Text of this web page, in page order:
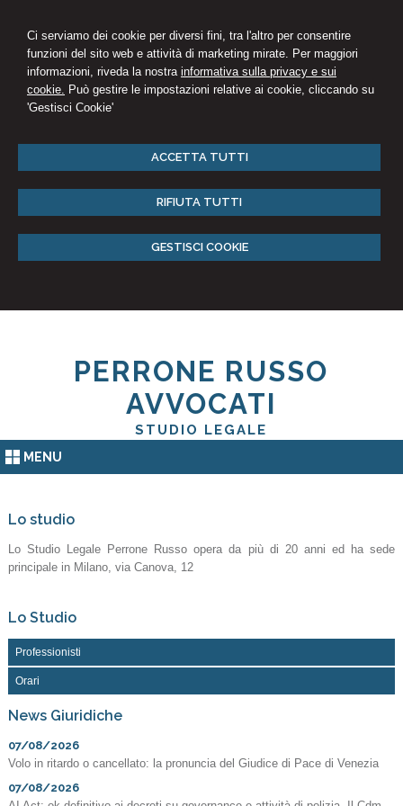
Ci serviamo dei cookie per diversi fini, tra l'altro per consentire
funzioni del sito web e attività di marketing mirate. Per maggiori
informazioni, riveda la nostra informativa sulla privacy e sui
cookie. Può gestire le impostazioni relative ai cookie, cliccando su
'Gestisci Cookie'
ACCETTA TUTTI
RIFIUTA TUTTI
GESTISCI COOKIE
PERRONE RUSSO
AVVOCATI
STUDIO LEGALE
MENU
Lo studio
Lo Studio Legale Perrone Russo opera da più di 20 anni ed ha sede
principale in Milano, via Canova, 12
Lo Studio
Professionisti
Orari
News Giuridiche
07/08/2026
Volo in ritardo o cancellato: la pronuncia del Giudice di Pace di Venezia
07/08/2026